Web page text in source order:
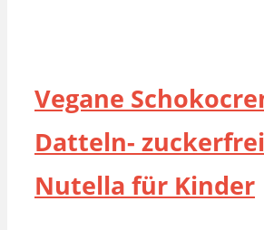
Vegane
Datteln-
Nutella für Kinder